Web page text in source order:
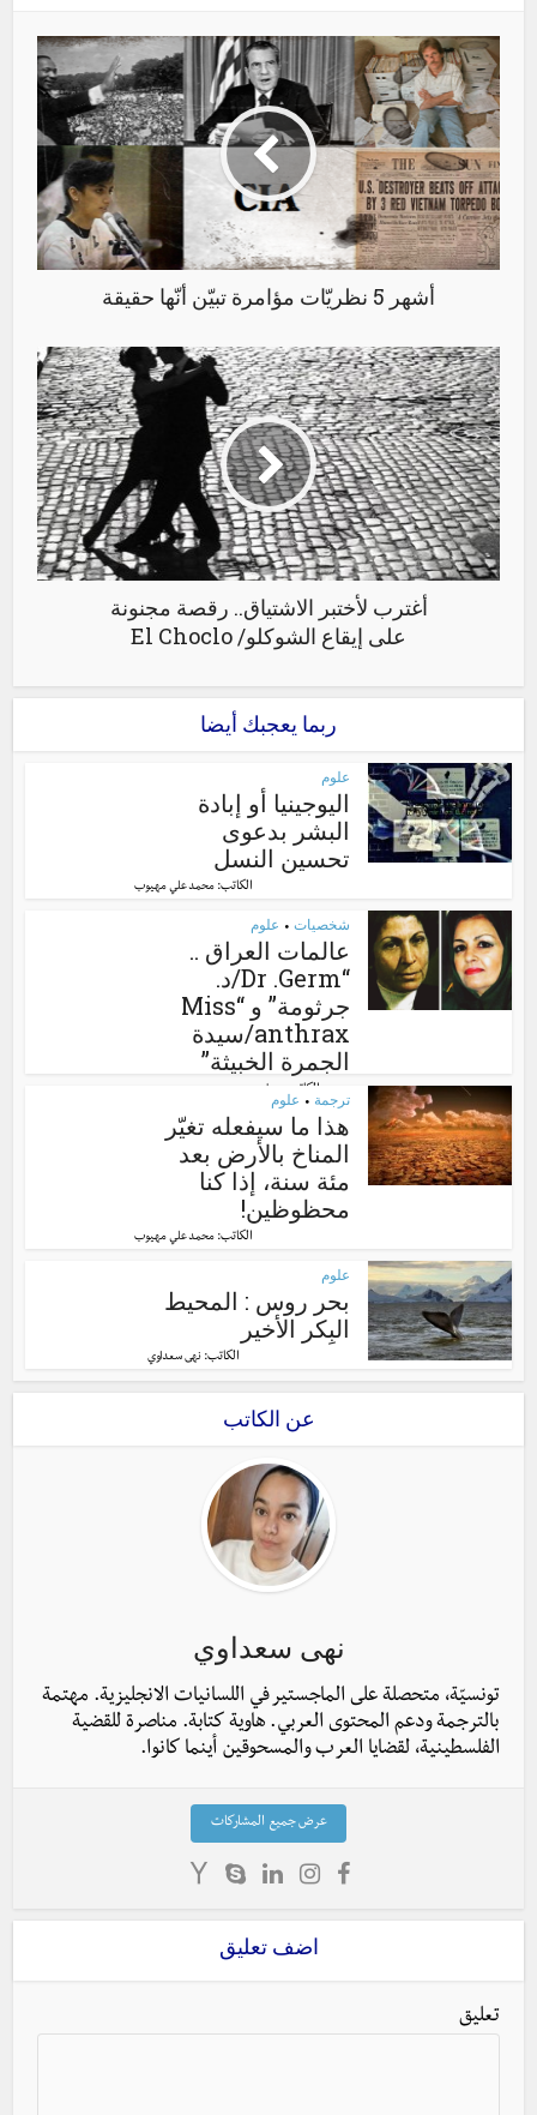
أشهر 5 نظريّات مؤامرة تبيّن أنّها حقيقة
أغترب لأختبر الاشتياق.. رقصة مجنونة
على إيقاع الشوكلو/ El Choclo
ربما يعجبك أيضا
علوم
اليوجينيا أو إبادة
البشر بدعوى
تحسين النسل
الكاتب: محمد علي مهيوب
شخصيات • علوم
عالمات العراق ..
“Dr .Germ/د.
جرثومة” و “Miss
anthrax/سيدة
الجمرة الخبيثة”
الكاتب:ترجمة • علوم
هذا ما سيفعله تغيّر
المناخ بالأرض بعد
مئة سنة، إذا كنا
محظوظين!
الكاتب: محمد علي مهيوب
علوم
بحر روس : المحيط
البِكر الأخير
الكاتب: نهى سعداوي
عن الكاتب
نهى سعداوي
تونسيّة، متحصلة على الماجستير في اللسانيات الانجليزية. مهتمة
بالترجمة ودعم المحتوى العربي. هاوية كتابة. مناصرة للقضية
الفلسطينية، لقضايا العرب والمسحوقين أينما كانوا.
عرض جميع المشاركات
اضف تعليق
تعليق